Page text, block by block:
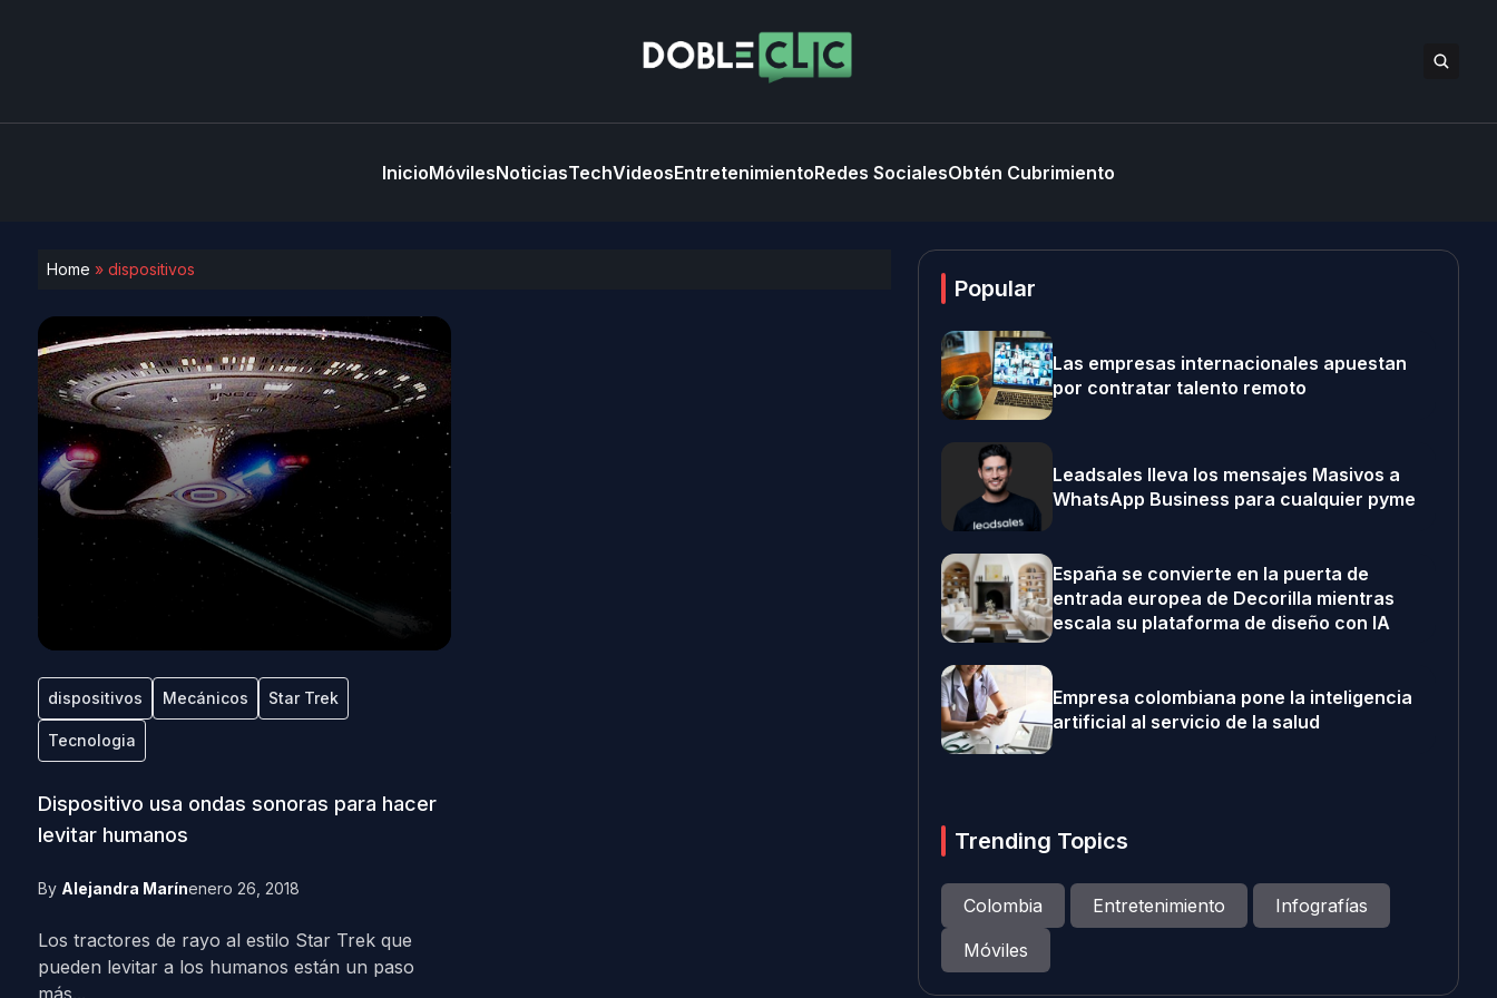
InicioMóvilesNoticiasTechVideosEntretenimientoRedes SocialesObtén Cubrimiento
Home » dispositivos
dispositivos Mecánicos Star Trek
Tecnologia
Dispositivo usa ondas sonoras para hacer
levitar humanos
By Alejandra Marínenero 26, 2018
Los tractores de rayo al estilo Star Trek que
pueden levitar a los humanos están un paso
más...
Popular
Las empresas internacionales apuestan
por contratar talento remoto
Leadsales lleva los mensajes Masivos a
WhatsApp Business para cualquier pyme
España se convierte en la puerta de
entrada europea de Decorilla mientras
escala su plataforma de diseño con IA
Empresa colombiana pone la inteligencia
artificial al servicio de la salud
Trending Topics
Colombia Entretenimiento
Infografías
Móviles